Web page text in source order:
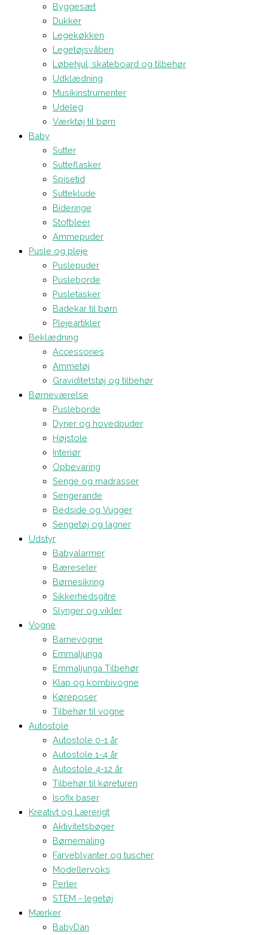
Byggesæt
Dukker
Legekøkken
Legetøjsvåben
Løbehjul, skateboard og tilbehør
Udklædning
Musikinstrumenter
Udeleg
Værktøj til børn
Baby
Sutter
Sutteflasker
Spisetid
Sutteklude
Bideringe
Stofbleer
Ammepuder
Pusle og pleje
Puslepuder
Pusleborde
Pusletasker
Badekar til børn
Plejeartikler
Beklædning
Accessories
Ammetøj
Graviditetstøj og tilbehør
Børneværelse
Pusleborde
Dyner og hovedpuder
Højstole
Interiør
Opbevaring
Senge og madrasser
Sengerande
Bedside og Vugger
Sengetøj og lagner
Udstyr
Babyalarmer
Bæreseler
Børnesikring
Sikkerhedsgitre
Slynger og vikler
Vogne
Barnevogne
Emmaljunga
Emmaljunga Tilbehør
Klap og kombivogne
Køreposer
Tilbehør til vogne
Autostole
Autostole 0-1 år
Autostole 1-4 år
Autostole 4-12 år
Tilbehør til køreturen
Isofix baser
Kreativt og Lærerigt
Aktivitetsbøger
Børnemaling
Farveblyanter og tuscher
Modellervoks
Perler
STEM - legetøj
Mærker
BabyDan